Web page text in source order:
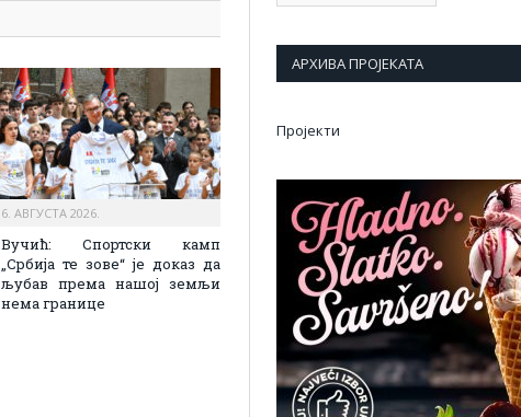
6. АВГУСТА 2026.
Вучић: Спортски камп
„Србија те зове“ је доказ да
љубав према нашој земљи
нема границе
АРХИВА ПРОЈЕКАТА
Пројекти